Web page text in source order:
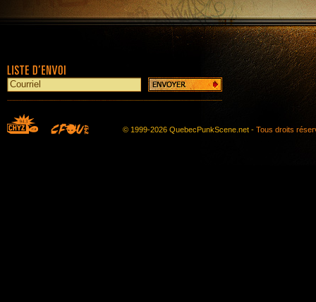
© 1999-2026 QuebecPunkScene.net - Tous droits